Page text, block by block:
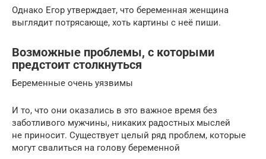
Однако Егор утверждает, что беременная женщина
выглядит потрясающе, хоть картины с неё пиши.
Возможные проблемы, с которыми
предстоит столкнуться
Беременные очень уязвимы
И то, что они оказались в это важное время без
заботливого мужчины, никаких радостных мыслей
не приносит. Существует целый ряд проблем, которые
могут свалиться на голову беременной